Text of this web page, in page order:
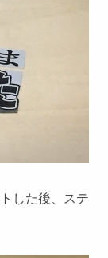
した後、ステ